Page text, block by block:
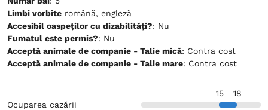
Limbi vorbite română, engleză
Accesibil oaspeților cu dizabilități?
: Nu
Fumatul este permis?
: Nu
Acceptă animale de companie - Talie mică
: Contra cost
Acceptă animale de companie - Talie mare
: Contra cost
Ocuparea cazării
15 18